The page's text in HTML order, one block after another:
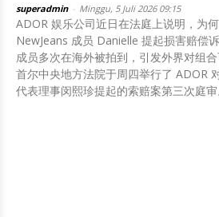
superadmin Minggu, 5 Juli 2026 09:15
ADOR 娱乐公司近日在法庭上说明，为
NewJeans 成员 Danielle 提起损害赔偿
成员多次在海外被拍到，引发外界对组合
首尔中央地方法院于周四举行了 ADOR
代表理事闵熙珍提起的索赔案第三次庭